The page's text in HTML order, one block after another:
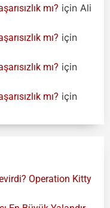
mı? için Ali
mı? için
mı? için
mı? için
Operation Kitty